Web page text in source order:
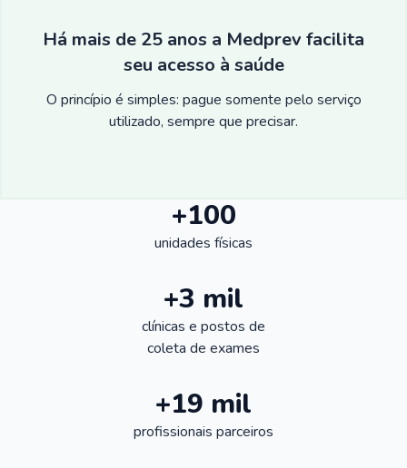
Há mais de 25 anos a Medprev facilita
seu acesso à saúde
O princípio é simples: pague somente pelo serviço
utilizado, sempre que precisar.
+100
unidades físicas
+3 mil
clínicas e postos de
coleta de exames
+19 mil
profissionais parceiros